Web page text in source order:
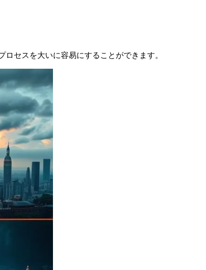
セスを大いに容易にすることができます。